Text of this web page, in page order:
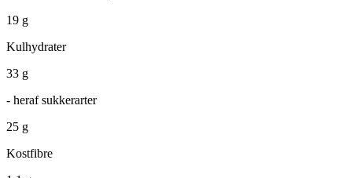
19 g
Kulhydrater
33 g
- heraf sukkerarter
25 g
Kostfibre